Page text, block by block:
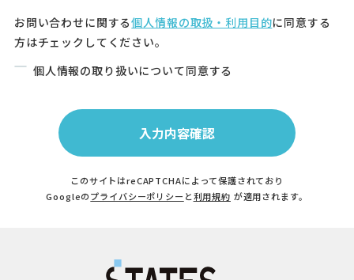
お問い合わせに関する個人情報の取扱・利用目的に同意する
方はチェックしてください。
個人情報の取り扱いについて同意する
このサイトはreCAPTCHAによって保護されており
Googleのプライバシーポリシー と利用規約 が適用されます。